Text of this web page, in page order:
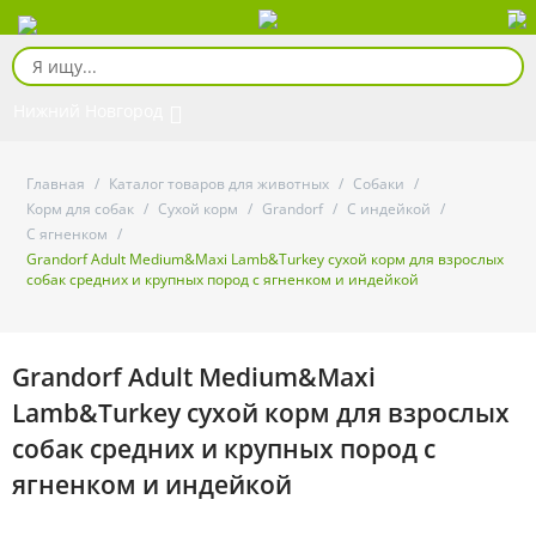
Главная / Каталог товаров для животных / Собаки /
Корм для собак / Сухой корм / Grandorf / С индейкой /
С ягненком /
Grandorf Adult Medium&Maxi Lamb&Turkey сухой корм для взрослых
собак средних и крупных пород с ягненком и индейкой
Grandorf Adult Medium&Maxi
Lamb&Turkey сухой корм для взрослых
собак средних и крупных пород с
ягненком и индейкой